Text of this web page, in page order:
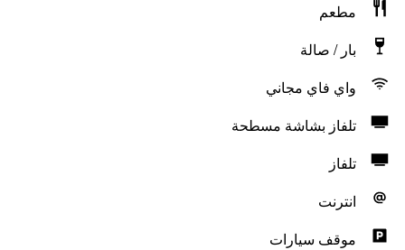
مطعم
بار / صالة
واي فاي مجاني
تلفاز بشاشة مسطحة
تلفاز
انترنت
موقف سيارات